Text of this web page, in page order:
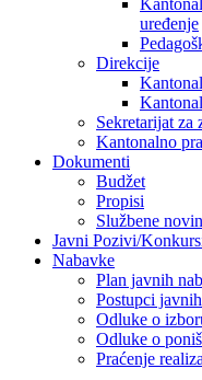
uređenje
Direkcije
Sekretarijat za
Kantonalno
Dokumenti
Budžet
Propisi
Službene
Javni Pozivi/
Nabavke
Plan javnih
Postupci
Odluke o
Odluke o
Praćenje